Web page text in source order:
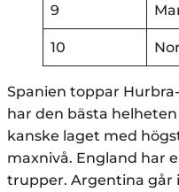
9
10
Spanien toppar
har den bästa
kanske laget med
maxnivå. England har
trupper. Argentina går